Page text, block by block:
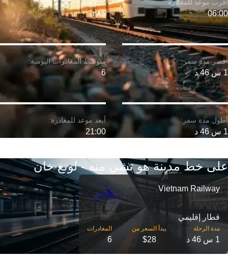
1 س 46 د
06:00
1 س 46 د
$٢٨
6
21:00
على خط مدينة هو تشي منه - لونغ خان
Vietnam Railway
قطار إقليمي
مدة الرحلة
1 س 46 د $28
6